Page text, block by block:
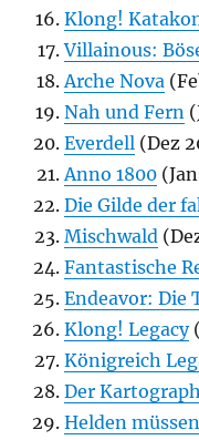
Klong!
Villainous:
Arche Nova
Nah und Fern
Everdell (Dez
Anno 1800
Die Gilde der
Mischwald
Fantastische
Endeavor: Die
Klong! Legacy
Königreich
Der Kartograph
Helden